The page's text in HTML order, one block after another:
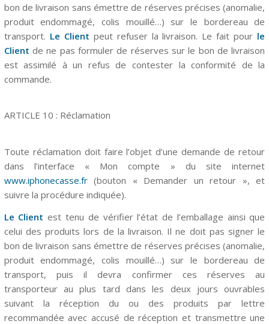
bon de livraison sans émettre de réserves précises (anomalie,
produit endommagé, colis mouillé…) sur le bordereau de
transport. Le Client peut refuser la livraison. Le fait pour le
Client de ne pas formuler de réserves sur le bon de livraison
est assimilé à un refus de contester la conformité de la
commande.
ARTICLE 10 : Réclamation
Toute réclamation doit faire l’objet d’une demande de retour
dans l’interface « Mon compte » du site internet
www.iphonecasse.fr(bouton « Demander un retour », et
suivre la procédure indiquée).
Le Client est tenu de vérifier l’état de l’emballage ainsi que
celui des produits lors de la livraison. Il ne doit pas signer le
bon de livraison sans émettre de réserves précises (anomalie,
produit endommagé, colis mouillé…) sur le bordereau de
transport, puis il devra confirmer ces réserves au
transporteur au plus tard dans les deux jours ouvrables
suivant la réception du ou des produits par lettre
recommandée avec accusé de réception et transmettre une